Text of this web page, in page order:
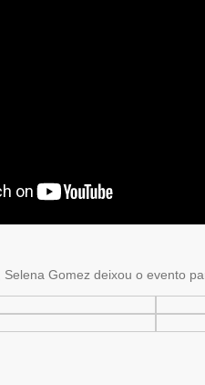
Gomez deixou o evento